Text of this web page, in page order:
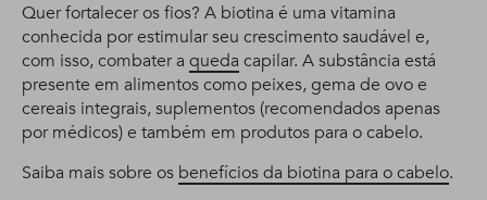
Quer fortalecer os fios? A biotina é uma vitamina
conhecida por estimular seu crescimento saudável e,
com isso, combater a queda capilar. A substância está
presente em alimentos como peixes, gema de ovo e
cereais integrais, suplementos (recomendados apenas
por médicos) e também em produtos para o cabelo.
Saiba mais sobre os benefícios da biotina para o cabelo.